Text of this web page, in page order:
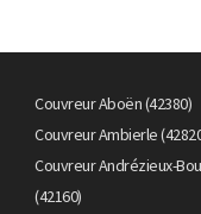
Couvreur Aboën (42380)
Couvreur Ambierle
Couvreur Andrézieux-
(42160)